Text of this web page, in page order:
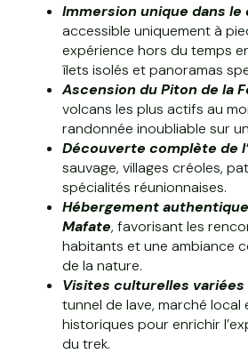
Immersion unique dans
accessible uniquement à
expérience hors du temps
îlets isolés et panoramas
Ascension du Piton de la
volcans les plus actifs au
randonnée inoubliable sur
Découverte complète de
sauvage, villages créoles,
spécialités réunionnaises.
Hébergement
Mafate, favorisant les
habitants et une ambiance
de la nature.
Visites culturelles variées
tunnel de lave, marché local
historiques pour enrichir
du trek.